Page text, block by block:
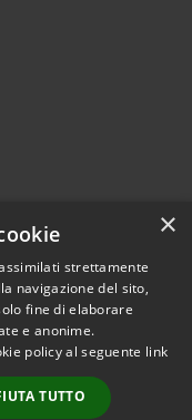
© 2026 • Comune di
al Lambro • Powered by
•Accesso
redazione
×
strettamente
navigazione del sito,
fine di elaborare
e anonime.
policy al seguente link
TUTTO